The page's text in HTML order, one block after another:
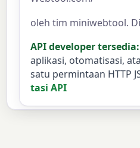
oleh tim miniwebtool.
API developer tersedia:
aplikasi, otomatisasi,
satu permintaan HTTP
tasi API